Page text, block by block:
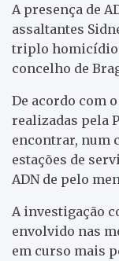
A presença de
assaltantes
triplo homicídio
concelho de
De acordo com
realizadas pela
encontrar, num
estações de
ADN de pelo
A investigação
envolvido nas
em curso mais